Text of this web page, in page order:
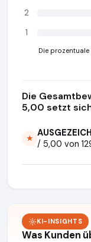
2
1
Die prozentuale
Die
5,00 setzt
★ / 5,00 von
KI-INSIGHTS
Was Kunden